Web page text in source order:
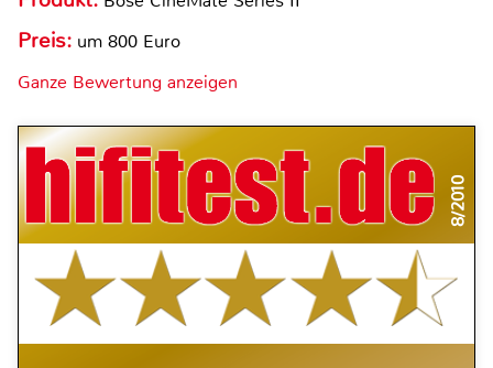
Preis: um 800 Euro
Ganze Bewertung anzeigen
8/2010